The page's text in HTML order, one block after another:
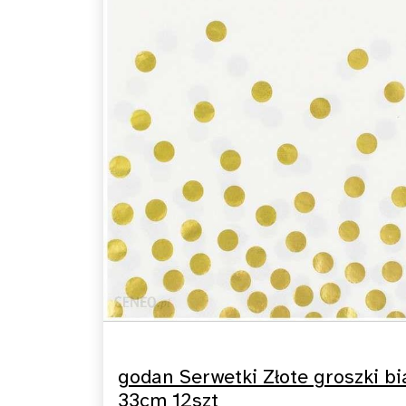
godan Serwetki Złote groszki
33cm 12szt